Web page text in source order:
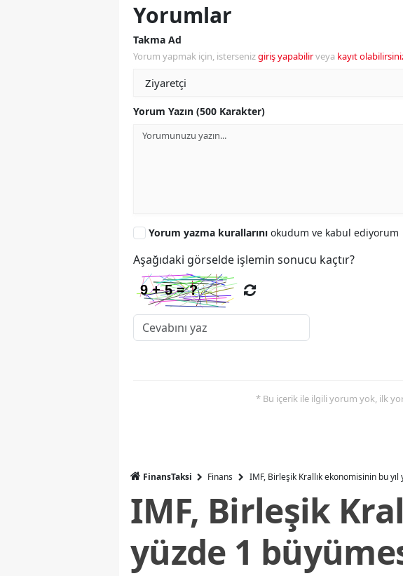
Yorumlar
Takma Ad
Yorum yapmak için, istersenizgiriş yapabilirveya kayıt
Yorum Yazın (500 Karakter)
Yorum yazma kurallarını okudum ve kabul ediyorum
Aşağıdaki görselde işlemin sonucu kaçtır?
* Bu içerik ile ilgili yorum yok, ilk
FinansTaksi Finans IMF, Birleşik Krallık ekonomisinin bu
IMF, Birleşik
yüzde 1